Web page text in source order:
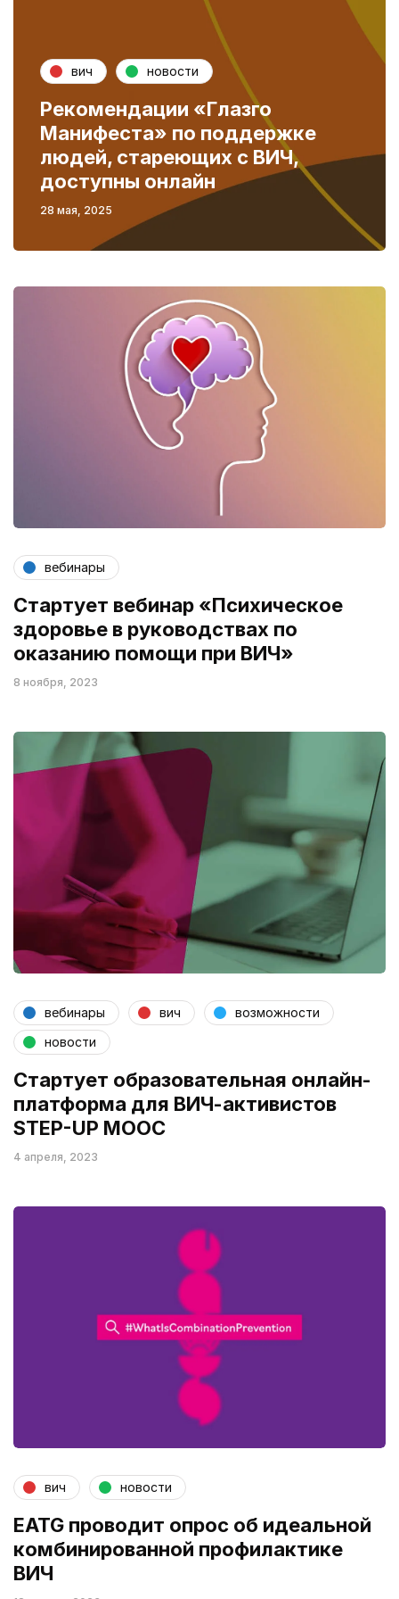
вич новости
Рекомендации «Глазго
Манифеста» по поддержке
людей, стареющих с ВИЧ,
доступны онлайн
28 мая, 2025
вебинары
Стартует вебинар «Психическое
здоровье в руководствах по
оказанию помощи при ВИЧ»
8 ноября, 2023
вебинары вич
возможности
новости
Стартует образовательная онлайн-
платформа для ВИЧ-активистов
STEP-UP MOOC
4 апреля, 2023
вич новости
EATG проводит опрос об идеальной
комбинированной профилактике
ВИЧ